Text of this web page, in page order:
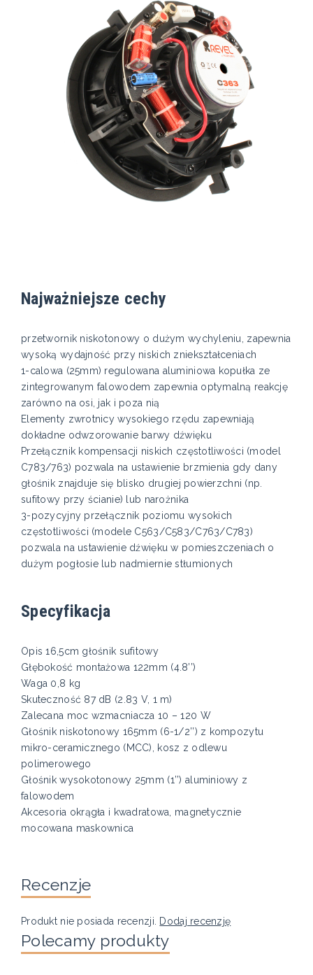
Najważniejsze cechy
przetwornik niskotonowy o dużym wychyleniu, zapewnia
wysoką wydajność przy niskich zniekształceniach
1-calowa (25mm) regulowana aluminiowa kopułka ze
zintegrowanym falowodem zapewnia optymalną reakcję
zarówno na osi, jak i poza nią
Elementy zwrotnicy wysokiego rzędu zapewniają
dokładne odwzorowanie barwy dźwięku
Przełącznik kompensacji niskich częstotliwości (model
C783/763) pozwala na ustawienie brzmienia gdy dany
głośnik znajduje się blisko drugiej powierzchni (np.
sufitowy przy ścianie) lub narożnika
3-pozycyjny przełącznik poziomu wysokich
częstotliwości (modele C563/C583/C763/C783)
pozwala na ustawienie dźwięku w pomieszczeniach o
dużym pogłosie lub nadmiernie stłumionych
Specyfikacja
Opis 16,5cm głośnik sufitowy
Głębokość montażowa 122mm (4.8’’)
Waga 0,8 kg
Skuteczność 87 dB (2.83 V, 1 m)
Zalecana moc wzmacniacza 10 – 120 W
Głośnik niskotonowy 165mm (6-1/2’’) z kompozytu
mikro-ceramicznego (MCC), kosz z odlewu
polimerowego
Głośnik wysokotonowy 25mm (1’’) aluminiowy z
falowodem
Akcesoria okrągła i kwadratowa, magnetycznie
mocowana maskownica
Recenzje
Produkt nie posiada recenzji. Dodaj recenzję
Polecamy produkty